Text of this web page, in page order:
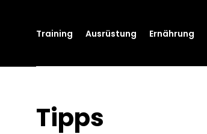
Training Ausrüstung Ernährung
Tipps